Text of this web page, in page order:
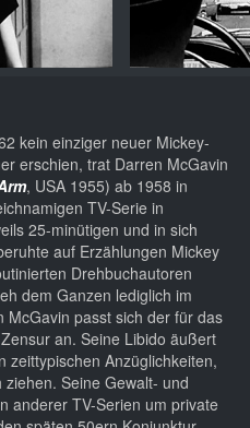
kein einziger neuer Mickey-
erschien, trat Darren McGavin
, USA 1955) ab 1958 in
TV-Serie in
25-minütigen und in sich
auf Erzählungen Mickey
Drehbuchautoren
dem Ganzen lediglich im
McGavin passt sich der für das
an. Seine Libido äußert
zeittypischen Anzüglichkeiten,
Seine Gewalt- und
anderer TV-Serien um private